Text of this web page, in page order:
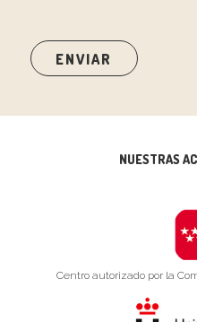
NUESTRAS
Centro autorizado por la